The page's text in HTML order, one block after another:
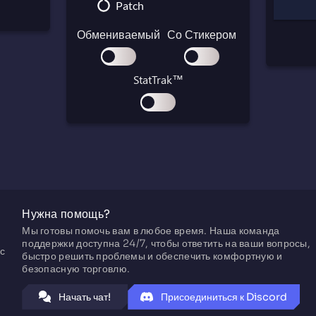
Skeleton Knife
Stiletto Knife
Survival Knife
Patch
Обмениваемый Со Стикером
StatTrak™
Нужна помощь?
Мы готовы помочь вам в любое время. Наша команда
поддержки доступна 24/7, чтобы ответить на ваши вопросы,
быстро решить проблемы и обеспечить комфортную и
безопасную торговлю.
Начать чат! Присоединиться к Discord